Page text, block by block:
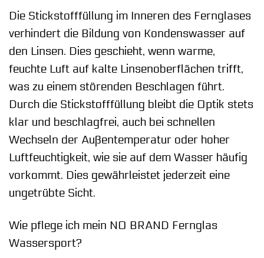
Die Stickstofffüllung im Inneren des Fernglases
verhindert die Bildung von Kondenswasser auf
den Linsen. Dies geschieht, wenn warme,
feuchte Luft auf kalte Linsenoberflächen trifft,
was zu einem störenden Beschlagen führt.
Durch die Stickstofffüllung bleibt die Optik stets
klar und beschlagfrei, auch bei schnellen
Wechseln der Außentemperatur oder hoher
Luftfeuchtigkeit, wie sie auf dem Wasser häufig
vorkommt. Dies gewährleistet jederzeit eine
ungetrübte Sicht.
Wie pflege ich mein NO BRAND Fernglas
Wassersport?